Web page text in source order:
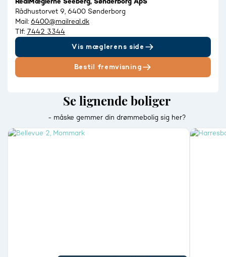
Rådhustorvet 9, 6400 Sønderborg
Mail: 6400@mailreal.dk
Tlf: 7442 3344
Vis mæglerens side
Bestil fremvisning
Se lignende boliger
- måske gemmer din drømmebolig sig her?